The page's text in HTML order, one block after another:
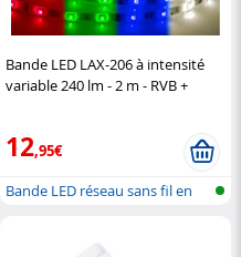
Bande LED LAX-206 à intensité
variable 240 lm - 2 m - RVB +
12,95€
Bande LED réseau sans fil en